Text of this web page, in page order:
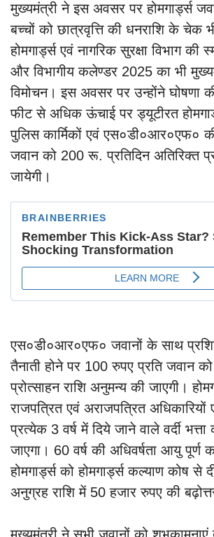
मुख्यमंत्री ने इस अवसर पर होमगार्ड्स
बच्चों को छात्रवृत्ति की धनराशि के चेक
होमगार्ड्स एवं नागरिक सुरक्षा विभाग की
और विभागीय कलेण्डर 2025 का भी
विमोचन। इस अवसर पर उन्होंने घोषणा
फीट से अधिक ऊंचाई पर ड्यूटीरत
पुलिस कार्मिकों एवं एस०डी०आर०एफ०
जवान को 200 रू. प्रतिदिन अतिरिक्त
जायेगी।
एस०डी०आर०एफ० जवानों के साथ
तैनाती होने पर 100 रुपए प्रति जवान को
प्रोत्साहन राशि अनुमन्य की जाएगी।
राजपत्रित एवं अराजपत्रित अधिकारियों
प्रत्येक 3 वर्ष में दिये जाने वाले वर्दी भत्ता
जाएगा। 60 वर्ष की अधिवर्षता आयु पूर्ण
होमगार्ड्स को होमगार्ड्स कल्याण कोष से
अनुग्रह राशि में 50 हजार रुपए की